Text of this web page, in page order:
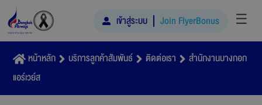
เข้าสู่ระบบ Join FlyerBonus ☰
หน้าหลัก บริการลูกค้าสัมพันธ์ ติดต่อเรา
สำนักงานบางกอก
แอร์เวย์ส